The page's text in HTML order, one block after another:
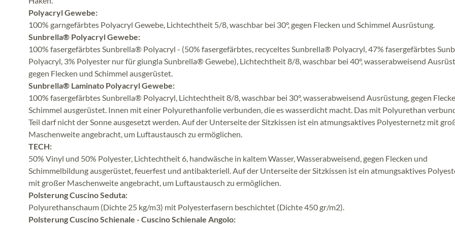
Polyacryl Gewebe:
100% garngefärbtes Polyacryl Gewebe, Lichtechtheit 5/8, waschbar bei 30°, gegen Flecken und Schimmel Ausrüstung.
Sunbrella® Polyacryl Gewebe:
100% fasergefärbtes Sunbrella® Polyacryl - (50% fasergefärbtes, recyceltes Sunbrella® Polyacryl, 47% fasergefärbtes
Polyacryl, 3% Polyester nur für giungla Sunbrella® Gewebe), Lichtechtheit 8/8, waschbar bei 40°, wasserabweisend
gegen Flecken und Schimmel ausgerüstet.
Sunbrella® Laminato Polyacryl Gewebe:
100% fasergefärbtes Sunbrella® Polyacryl, Lichtechtheit 8/8, waschbar bei 30°, wasserabweisend Ausrüstung, gegen
Schimmel ausgerüstet. Innen mit einer Polyurethanfolie verbunden, die es wasserdicht macht. Das mit Polyurethan
Teil darf nicht der Sonne ausgesetzt werden. Auf der Unterseite der Sitzkissen ist ein atmungsaktives Polyesternetz mit
Maschenweite angebracht, um Luftaustausch zu ermöglichen.
TECH:
50% Vinyl und 50% Polyester, Lichtechtheit 6, handwäsche in kaltem Wasser, Wasserabweisend, gegen Flecken und
Schimmelbildung ausgerüstet, feuerfest und antibakteriell. Auf der Unterseite der Sitzkissen ist ein atmungsaktives
mit großer Maschenweite angebracht, um Luftaustausch zu ermöglichen.
Polsterung Cuscino Seduta:
Polyurethanschaum (Dichte 25 kg/m3) mit Polyesterfasern beschichtet (Dichte 450 gr/m2).
Polsterung Cuscino Schienale - Cuscino Schienale Angolo: